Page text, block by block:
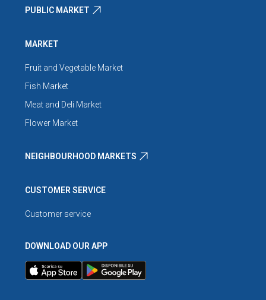
PUBLIC MARKET
MARKET
Fruit and Vegetable Market
Fish Market
Meat and Deli Market
Flower Market
NEIGHBOURHOOD MARKETS
CUSTOMER SERVICE
Customer service
DOWNLOAD OUR APP